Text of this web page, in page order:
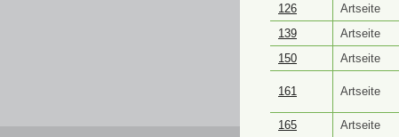
126
Artseite
139
Artseite
150
Artseite
161 Artseite
165 Artseite